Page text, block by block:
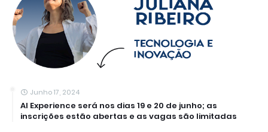
Junho 17, 2024
AI Experience será nos dias 19 e 20 de junho; as
inscrições estão abertas e as vagas são limitadas